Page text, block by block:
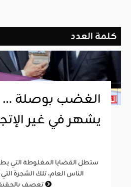
كلمة العدد
الغضب بوصلة …
يشهر في غير
الناس العام، تلك الشجرة
تعصف